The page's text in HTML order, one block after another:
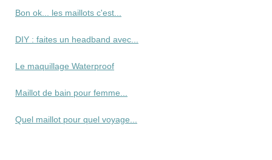
Bon ok... les maillots c'est...
DIY : faites un headband avec...
Le maquillage Waterproof
Maillot de bain pour femme...
Quel maillot pour quel voyage...